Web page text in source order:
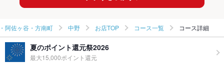
阿佐ヶ谷・方南町 中野 お店TOP コース一覧 コース詳細
夏のポイント還元祭2026
最大15,000ポイント還元